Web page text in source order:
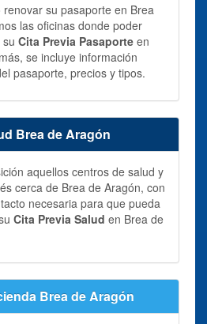
su pasaporte en Brea
las oficinas donde poder
Cita Previa Pasaporte en
se incluye información
pasaporte, precios y tipos.
Brea de Aragón
aquellos centros de salud y
cerca de Brea de Aragón, con
necesaria para que pueda
Cita Previa Salud en Brea de
Brea de Aragón